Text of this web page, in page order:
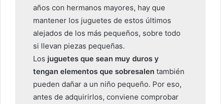
años con hermanos mayores, hay que
mantener los juguetes de estos últimos
alejados de los más pequeños, sobre todo
si llevan piezas pequeñas.
Los juguetes que sean muy duros y
tengan elementos que sobresalentambién
pueden dañar a un niño pequeño. Por eso,
antes de adquirirlos, conviene comprobar